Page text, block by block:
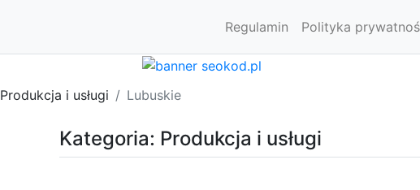
Regulamin Polityka
Produkcja i usługi Lubuskie
Kategoria: Produkcja i usługi